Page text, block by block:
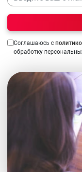
Соглашаюсь с
обработку